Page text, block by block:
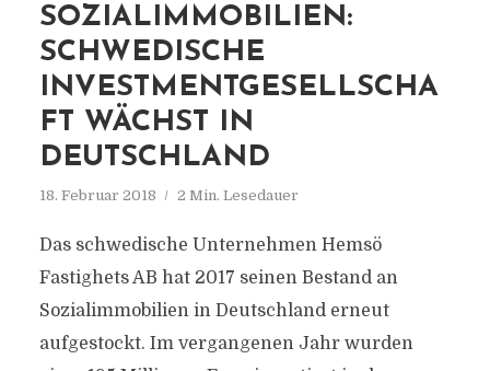
SOZIALIMMOBILIEN:
SCHWEDISCHE
INVESTMENTGESELLSCHA
FT WÄCHST IN
DEUTSCHLAND
18. Februar 2018 2 Min. Lesedauer
Das schwedische Unternehmen Hemsö
Fastighets AB hat 2017 seinen Bestand an
Sozialimmobilien in Deutschland erneut
aufgestockt. Im vergangenen Jahr wurden